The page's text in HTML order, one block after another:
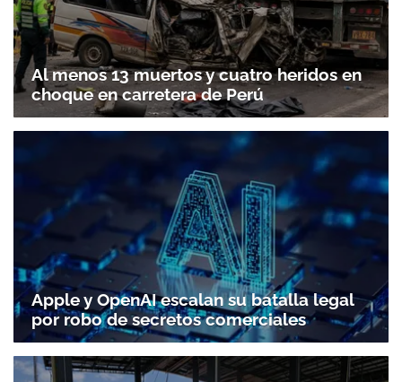
Al menos 13 muertos y cuatro heridos en
choque en carretera de Perú
Apple y OpenAI escalan su batalla legal
por robo de secretos comerciales